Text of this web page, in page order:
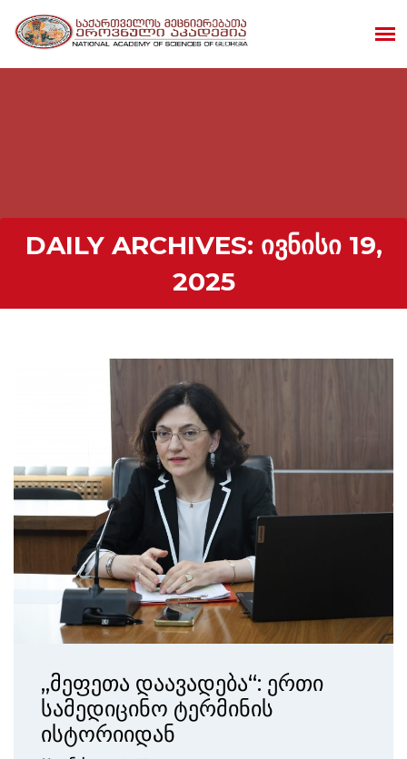
DAILY ARCHIVES: ᲘᲕᲜᲘᲡᲘ 19,
2025
„მეფეთა დაავადება“: ერთი
სამედიცინო ტერმინის
ისტორიიდან